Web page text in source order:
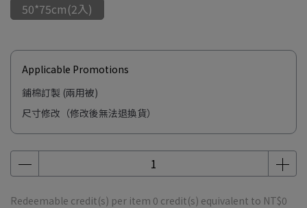
50*75cm(2入)
Applicable Promotions
鋪棉訂製 (兩用被)
尺寸修改（修改後無法退換貨）
Redeemable credit(s) per item 0 credit(s) equivalent to NT$0